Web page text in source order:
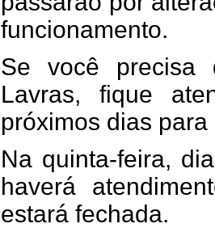
funcionamento.
Se você precisa
Lavras, fique
próximos dias
Na quinta-feira,
haverá
estará fechada.